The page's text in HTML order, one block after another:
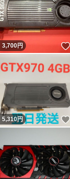
3,700円
5,310円